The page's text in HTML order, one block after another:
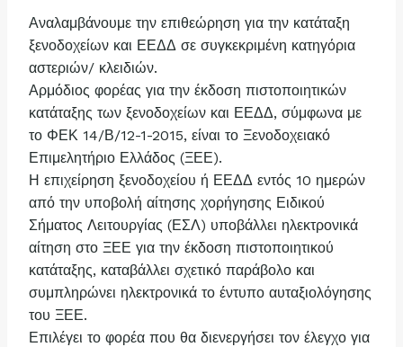
Αναλαμβάνουμε την επιθεώρηση για την κατάταξη
ξενοδοχείων και ΕΕΔΔ σε συγκεκριμένη κατηγόρια
αστεριών/ κλειδιών.
Αρμόδιος φορέας για την έκδοση πιστοποιητικών
κατάταξης των ξενοδοχείων και ΕΕΔΔ, σύμφωνα με
το ΦΕΚ 14/Β/12-1-2015, είναι το Ξενοδοχειακό
Επιμελητήριο Ελλάδος (ΞΕΕ).
Η επιχείρηση ξενοδοχείου ή ΕΕΔΔ εντός 10 ημερών
από την υποβολή αίτησης χορήγησης Ειδικού
Σήματος Λειτουργίας (ΕΣΛ) υποβάλλει ηλεκτρονικά
αίτηση στο ΞΕΕ για την έκδοση πιστοποιητικού
κατάταξης, καταβάλλει σχετικό παράβολο και
συμπληρώνει ηλεκτρονικά το έντυπο αυταξιολόγησης
του ΞΕΕ.
Επιλέγει το φορέα που θα διενεργήσει τον έλεγχο για